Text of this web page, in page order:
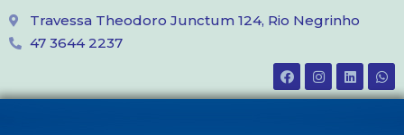
Travessa Theodoro Junctum 124, Rio Negrinho
47 3644 2237